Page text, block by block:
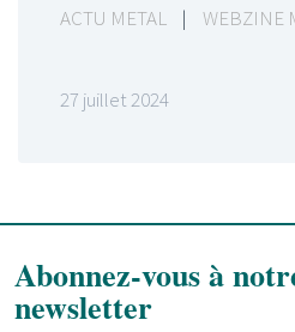
ACTU METAL | WEBZINE
27 juillet 2024
Abonnez-vous à
newsletter